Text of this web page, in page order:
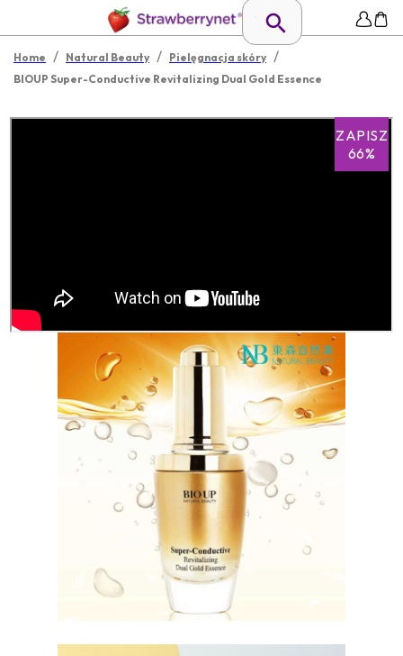
Home / Natural Beauty / Pielęgnacja skóry /
BIOUP Super-Conductive Revitalizing Dual Gold Essence
ZAPISZ
66%